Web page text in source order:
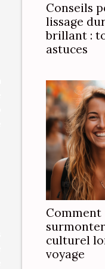
Conseils
lissage
brillant :
astuces
Comment
culturel
voyage